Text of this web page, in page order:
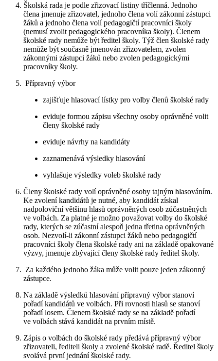
Školská rada je podle zřizovací listiny tříčlenná. Jednoho
člena jmenuje zřizovatel, jednoho člena volí zákonní zástupci
žáků a jednoho člena volí pedagogičtí pracovníci školy
(nemusí zvolit pedagogického pracovníka školy). Členem
školské rady nemůže být ředitel školy. Týž člen školské rady
nemůže být současně jmenován zřizovatelem, zvolen
zákonnými zástupci žáků nebo zvolen pedagogickými
pracovníky školy.
Přípravný výbor
zajišťuje hlasovací lístky pro volby členů školské rady
eviduje formou zápisu všechny osoby oprávněné volit
členy školské rady
eviduje návrhy na kandidáty
zaznamenává výsledky hlasování
vyhlašuje výsledky voleb školské rady
Členy školské rady volí oprávněné osoby tajným hlasováním.
Ke zvolení kandidátů je nutné, aby kandidát získal
nadpoloviční většinu hlasů oprávněných osob zúčastněných
ve volbách. Za platné je možno považovat volby do školské
rady, kterých se zúčastní alespoň jedna třetina oprávněných
osob. Nezvolí-li zákonní zástupci žáků nebo pedagogičtí
pracovníci školy člena školské rady ani na základě opakované
výzvy, jmenuje zbývající členy školské rady ředitel školy.
Za každého jednoho žáka může volit pouze jeden zákonný
zástupce.
Na základě výsledků hlasování přípravný výbor stanoví
pořadí kandidátů ve volbách. Při rovnosti hlasů se stanoví
pořadí losem. Členem školské rady se na základě pořadí
ve volbách stává kandidát na prvním místě.
Zápis o volbách do školské rady předává přípravný výbor
zřizovateli, řediteli školy a zvolené školské radě. Ředitel školy
svolává první jednání školské rady.